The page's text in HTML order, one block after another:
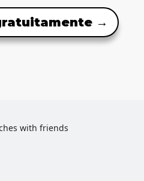
→
with friends